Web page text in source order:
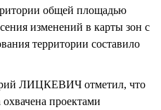
общей площадью
изменений в карты зон с
территории составило
ЛИЦКЕВИЧ отметил, что
проектами